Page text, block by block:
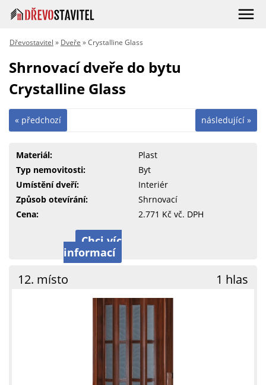
Dřevostavitel » Dveře » Crystalline Glass
Shrnovací dveře do bytu
Crystalline Glass
následující »
« předchozí
Materiál:
Plast
Typ nemovitosti:
Byt
Umístění dveří:
Interiér
Způsob otevírání:
Shrnovací
Cena:
2.771 Kč vč. DPH
Chci víc
informací
12. místo 1 hlas